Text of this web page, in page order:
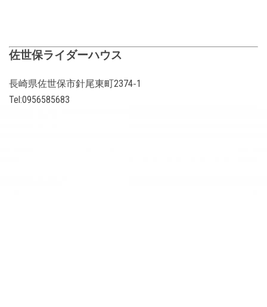
佐世保ライダーハウス
長崎県佐世保市針尾東町2374‐1
Tel:0956585683